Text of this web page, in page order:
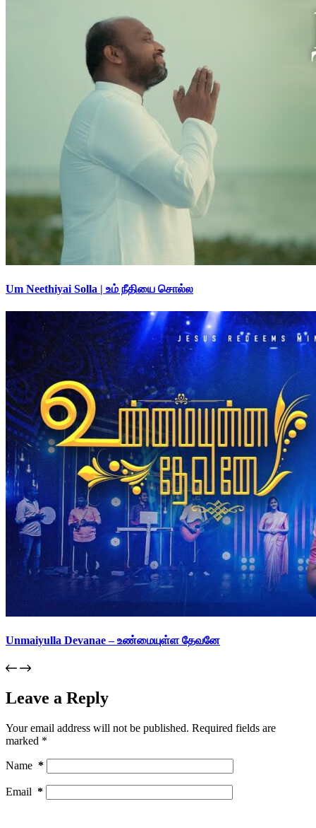
Um Neethiyai Solla | உம் நீதியை சொல்ல
Unmaiyulla Devanae – உண்மையுள்ள தேவனே
Leave a Reply
Your email address will not be published. Required fields are
marked *
Name *
Email *